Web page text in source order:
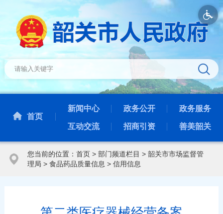
首页
新闻中心 政务公开 政务服务
互动交流 招商引资 善美韶关
您当前的位置： 首页> 部门频道栏目 > 韶关市市场监督管
理局 > 食品药品质量信息 > 信用信息